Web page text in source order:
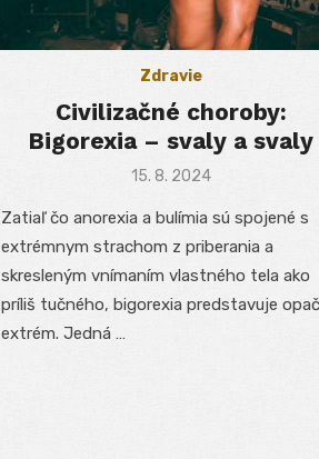
Zdravie
Civilizačné choroby:
Bigorexia – svaly a svaly
Posted
15. 8. 2024
Zatiaľ čo anorexia a bulímia sú spojené s
extrémnym strachom z priberania a
skresleným vnímaním vlastného tela ako
príliš tučného, bigorexia predstavuje
extrém. Jedná …